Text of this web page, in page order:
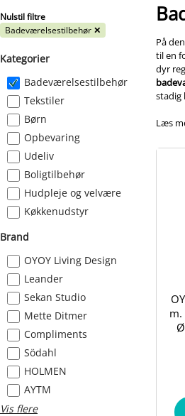
Nulstil filtre
Badeværelsestilbehør ✕
Kategorier
Badeværelsestilbehør
Tekstiler
Børn
Opbevaring
Udeliv
Boligtilbehør
Hudpleje og velvære
Køkkenudstyr
Brand
OYOY Living Design
Leander
Sekan Studio
Mette Ditmer
Compliments
Södahl
HOLMEN
AYTM
Vis flere
På
til en
dyr
stadig
Læs
m.